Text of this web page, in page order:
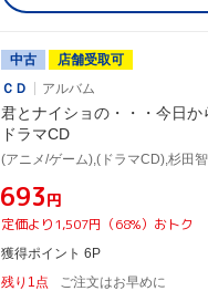
中古
店舗受取可
ＣＤ
アルバム
君とナイショの・・・今日
ドラマCD
¥693円
定価より1,507円（68%）おトク
獲得ポイント 6P
残り1点
ご注文はお早めに